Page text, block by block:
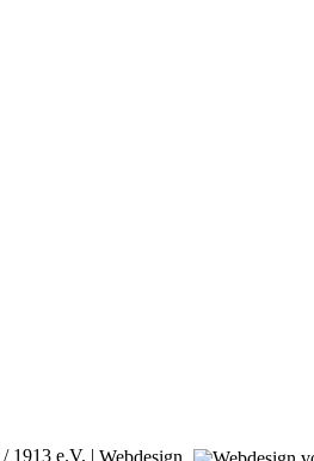
1913 e.V. |Webdesign